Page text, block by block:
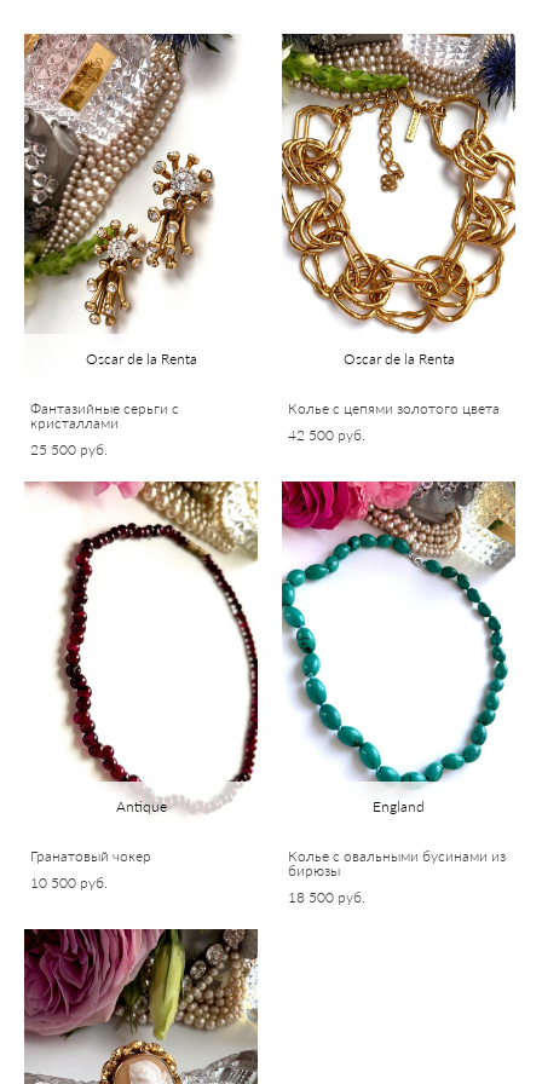
Oscar de la Renta
Фантазийные серьги с
кристаллами
25 500 pуб.
Oscar de la Renta
Колье с цепями золотого цвета
42 500 pуб.
Antique
Гранатовый чокер
10 500 pуб.
England
Колье с овальными бусинами из
бирюзы
18 500 pуб.